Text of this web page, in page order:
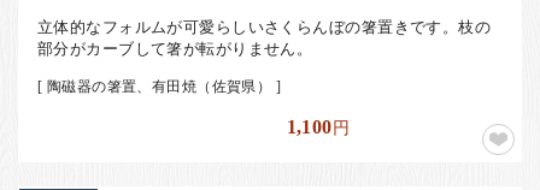
立体的なフォルムが可愛らしいさくらんぼの箸置きです。枝の
部分がカーブして箸が転がりません。
[ 陶磁器の箸置、有田焼（佐賀県） ]
1,100円